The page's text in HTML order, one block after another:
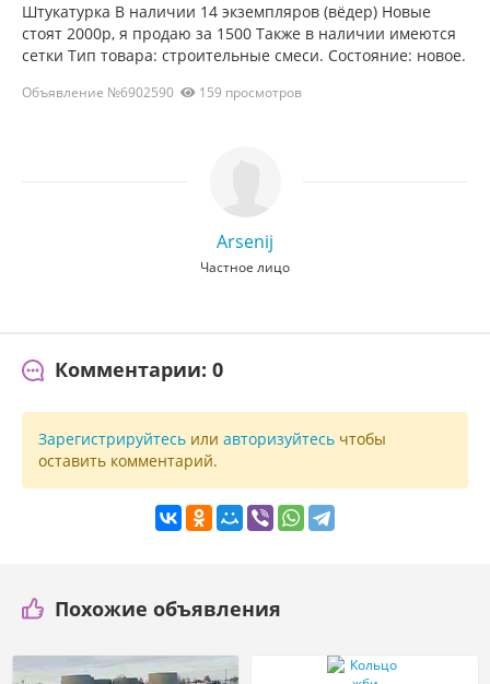
Штукатурка В наличии 14 экземпляров (вёдер) Новые
стоят 2000р, я продаю за 1500 Также в наличии имеются
сетки Тип товара: строительные смеси. Состояние: новое.
Объявление №6902590 159 просмотров
Arsenij
Частное лицо
Комментарии: 0
Зарегистрируйтесь или авторизуйтесь чтобы
оставить комментарий.
Похожие объявления